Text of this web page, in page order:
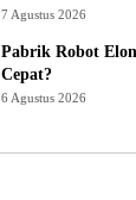
7 Agustus 2026
Pabrik Robot
Cepat?
6 Agustus 2026